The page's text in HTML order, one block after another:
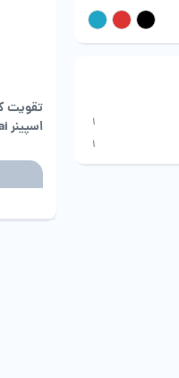
قرمز مشکی
1
1
تقویت
اسپینر Yunmai شیائومی